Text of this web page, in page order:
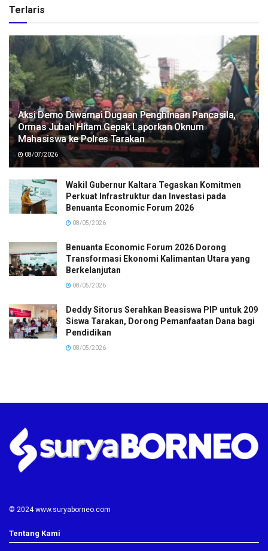
Terlaris
Aksi Demo Diwarnai Dugaan Penghinaan Pancasila,
Ormas Jubah Hitam Gepak Laporkan Oknum
Mahasiswa ke Polres Tarakan
08/07/2026
Wakil Gubernur Kaltara Tegaskan Komitmen
Perkuat Infrastruktur dan Investasi pada
Benuanta Economic Forum 2026
08/05/2026
Benuanta Economic Forum 2026 Dorong
Transformasi Ekonomi Kalimantan Utara yang
Berkelanjutan
08/05/2026
Deddy Sitorus Serahkan Beasiswa PIP untuk 209
Siswa Tarakan, Dorong Pemanfaatan Dana bagi
Pendidikan
08/05/2026
© 2024 www.suryaborneo.com
Tentang Kami